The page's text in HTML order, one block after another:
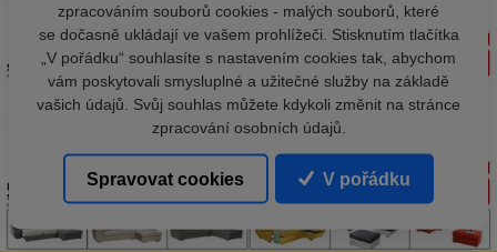
zpracováním souborů cookies - malých souborů, které
se dočasně ukládají ve vašem prohlížeči. Stisknutím tlačítka
„V pořádku“ souhlasíte s nastavením cookies tak, abychom
vám poskytovali smysluplné a užitečné služby na základě
vašich údajů. Svůj souhlas můžete kdykoli změnit na stránce
zpracování osobních údajů.
Spravovat cookies V pořádku